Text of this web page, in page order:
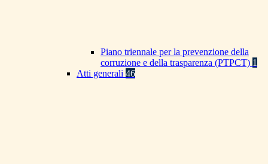
Piano triennale per la prevenzione della
corruzione e della trasparenza (PTPCT) 1
Atti generali 46